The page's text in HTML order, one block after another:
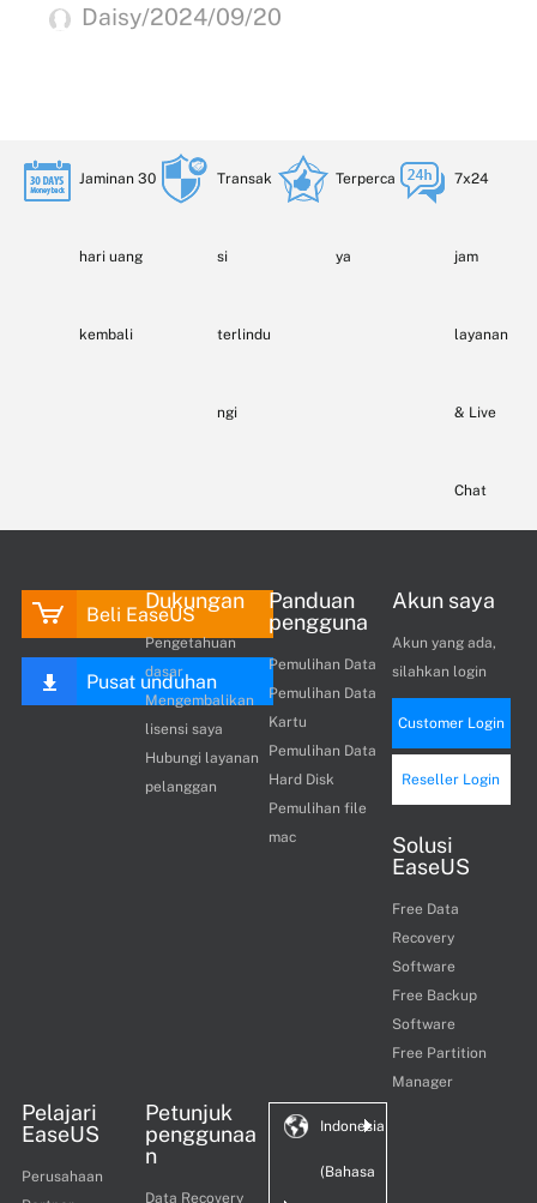
Daisy/2024/09/20
Jaminan 30
hari uang
kembali
Transak
si
terlindu
ngi
Terperca
ya
7x24
jam
layanan
& Live
Chat
Beli EaseUS
Pusat unduhan
Dukungan
Pengetahuan
dasar
Mengembalikan
lisensi saya
Hubungi layanan
pelanggan
Panduan
pengguna
Pemulihan Data
Pemulihan Data
Kartu
Pemulihan Data
Hard Disk
Pemulihan file
mac
Akun saya
Akun yang ada,
silahkan login
Customer Login
Reseller Login
Solusi
EaseUS
Free Data
Recovery
Software
Free Backup
Software
Free Partition
Manager
Pelajari
EaseUS
Perusahaan
Petunjuk
penggunaa
n
Data Recovery
Indonesia
(Bahasa